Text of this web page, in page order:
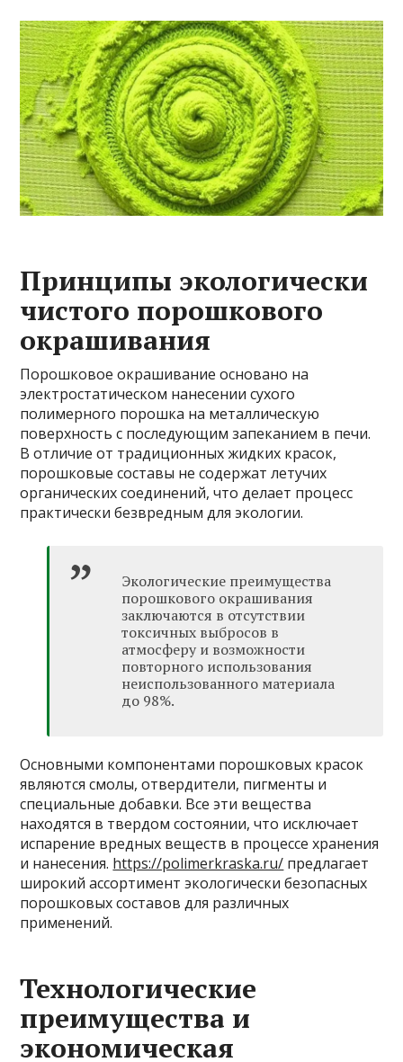
Принципы экологически
чистого порошкового
окрашивания
Порошковое окрашивание основано на
электростатическом нанесении сухого
полимерного порошка на металлическую
поверхность с последующим запеканием в печи.
В отличие от традиционных жидких красок,
порошковые составы не содержат летучих
органических соединений, что делает процесс
практически безвредным для экологии.
Экологические преимущества
порошкового окрашивания
заключаются в отсутствии
токсичных выбросов в
атмосферу и возможности
повторного использования
неиспользованного материала
до 98%.
Основными компонентами порошковых красок
являются смолы, отвердители, пигменты и
специальные добавки. Все эти вещества
находятся в твердом состоянии, что исключает
испарение вредных веществ в процессе хранения
и нанесения. https://polimerkraska.ru/ предлагает
широкий ассортимент экологически безопасных
порошковых составов для различных
применений.
Технологические
преимущества и
экономическая